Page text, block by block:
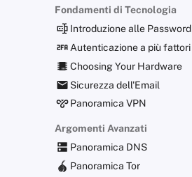
Fondamenti di Tecnologia
Introduzione alle Password
Autenticazione a più fattori
Choosing Your Hardware
Sicurezza dell'Email
Panoramica VPN
Argomenti Avanzati
Panoramica DNS
Panoramica Tor